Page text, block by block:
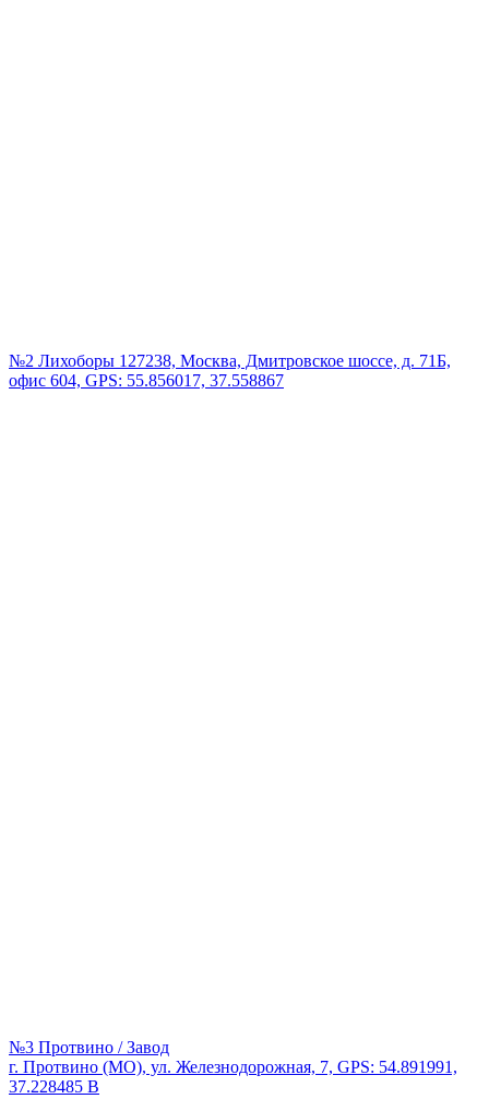
№2 Лихоборы 127238, Москва, Дмитровское шоссе, д. 71Б,
офис 604, GPS: 55.856017, 37.558867
№3 Протвино / Завод
г. Протвино (МО), ул. Железнодорожная, 7, GPS: 54.891991,
37.228485 В